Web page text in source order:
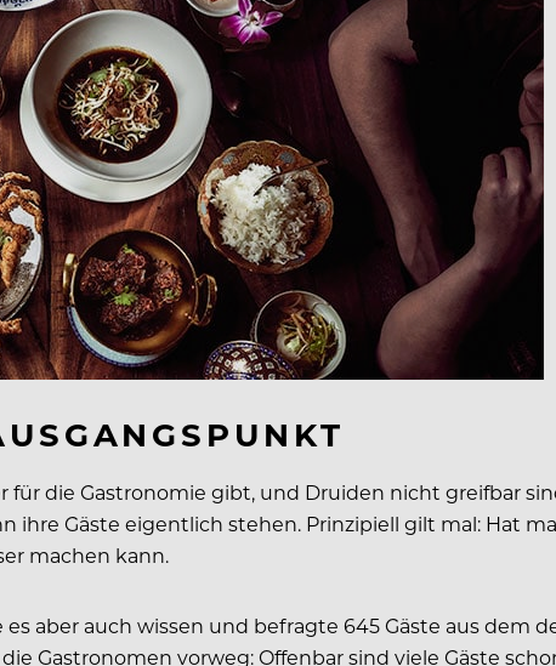
für die Gastronomie gibt, und Druiden nicht greifbar
ihre Gäste eigentlich stehen. Prinzipiell gilt mal: Hat
machen kann.
aber auch wissen und befragte 645 Gäste aus dem
Gastronomen vorweg: Offenbar sind viele Gäste